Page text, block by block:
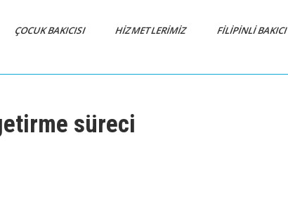
ÇOCUK BAKICISI HİZMETLERİMİZ FİLİPİNLİ BAKICI
süreci